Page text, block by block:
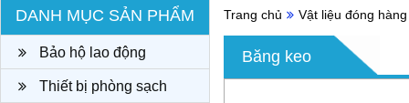
DANH MỤC SẢN PHẨM
Bảo hộ lao động
Thiết bị phòng sạch
Trang chủ Vật liệu đóng hàng
Băng keo